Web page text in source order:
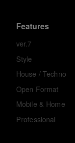
Features
ver.7
Style
House / Techno
Open Format
Mobile & Home
Professional